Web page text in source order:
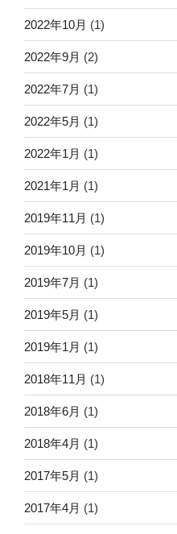
2022年10月 (1)
2022年9月 (2)
2022年7月 (1)
2022年5月 (1)
2022年1月 (1)
2021年1月 (1)
2019年11月 (1)
2019年10月 (1)
2019年7月 (1)
2019年5月 (1)
2019年1月 (1)
2018年11月 (1)
2018年6月 (1)
2018年4月 (1)
2017年5月 (1)
2017年4月 (1)